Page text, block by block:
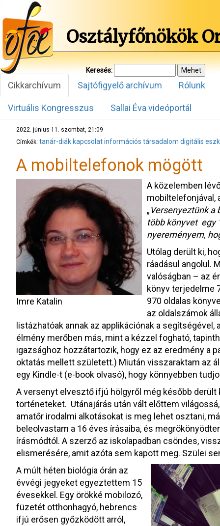
Osztályfőnökök
Keresés:
Cikkarchívum Sajtófigyelő archívum Rólunk
Virtuális Kongresszus Sallai Éva videóportál
2022. június 11. szombat, 21:09
Címkék: tanár-diák kapcsolatinformációs társadalom digitális
A mobiltelefonok mögött
Imre Katalin
A közelemben
mobiltelefonjával,
„Versenyeztünk a
több könyvet egy
nyereményem,
Utólag derült ki,
ráadásul angolul.
valóságban – az
könyv terjedelme
970 oldalas
az oldalszámok
listázhatóak annak az applikációnak a
élmény merőben más, mint a kézzel fogható,
igazsághoz hozzátartozik, hogy ez az eredmény a
oktatás mellett született.) Miután visszaraktam az
egy Kindle-t (e-book olvasó), hogy könnyebben
A versenyt elvesztő ifjú hölgyről még később derült
történeteket. Utánajárás után vált előttem
amatőr irodalmi alkotásokat is meg lehet osztani,
beleolvastam a 16 éves írásaiba, és
írásmódtól. A szerző az iskolapadban csöndes,
elismerésére, amit azóta sem kapott meg. Szülei
A múlt héten biológia órán az
évvégi jegyeket egyeztettem 15
évesekkel. Egy örökké mobilozó,
füzetét otthonhagyó, hebrencs
ifjú erősen győzködött arról,